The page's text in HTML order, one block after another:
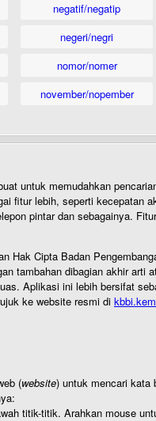
negatif/negatip
negeri/negri
nomor/nomer
november/nopember
untuk memudahkan
fitur lebih, seperti kecepatan
pintar dan sebagainya.
Hak Cipta Badan
tambahan dibagian akhir arti
Aplikasi ini lebih bersifat
ke website resmi di
(website) untuk mencari kata
titik-titik. Arahkan mouse